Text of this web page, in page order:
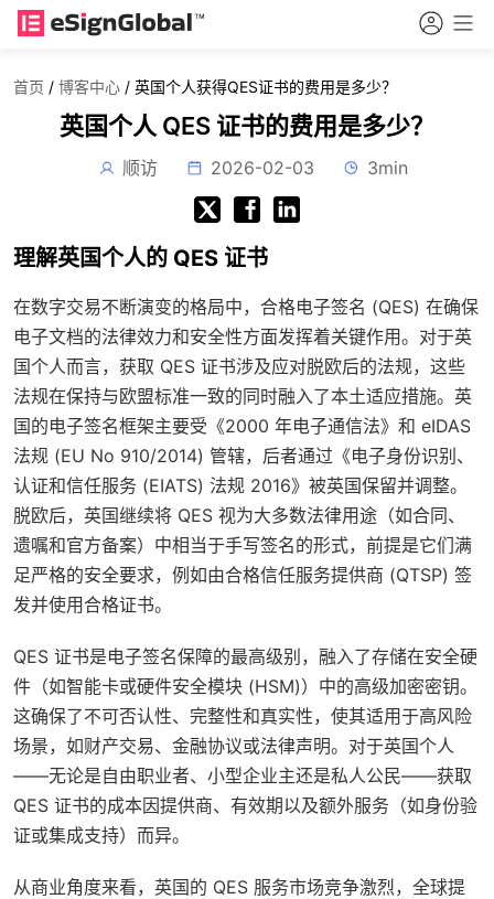
首页 / 博客中心 / 英国个人获得QES证书的费用是多少？
英国个人 QES 证书的费用是多少？
顺访 2026-02-03 3min
理解英国个人的 QES 证书
在数字交易不断演变的格局中，合格电子签名 (QES) 在确保
电子文档的法律效力和安全性方面发挥着关键作用。对于英
国个人而言，获取 QES 证书涉及应对脱欧后的法规，这些
法规在保持与欧盟标准一致的同时融入了本土适应措施。英
国的电子签名框架主要受《2000 年电子通信法》和 eIDAS
法规 (EU No 910/2014) 管辖，后者通过《电子身份识别、
认证和信任服务 (EIATS) 法规 2016》被英国保留并调整。
脱欧后，英国继续将 QES 视为大多数法律用途（如合同、
遗嘱和官方备案）中相当于手写签名的形式，前提是它们满
足严格的安全要求，例如由合格信任服务提供商 (QTSP) 签
发并使用合格证书。
QES 证书是电子签名保障的最高级别，融入了存储在安全硬
件（如智能卡或硬件安全模块 (HSM)）中的高级加密密钥。
这确保了不可否认性、完整性和真实性，使其适用于高风险
场景，如财产交易、金融协议或法律声明。对于英国个人
——无论是自由职业者、小型企业主还是私人公民——获取
QES 证书的成本因提供商、有效期以及额外服务（如身份验
证或集成支持）而异。
从商业角度来看，英国的 QES 服务市场竞争激烈，全球提